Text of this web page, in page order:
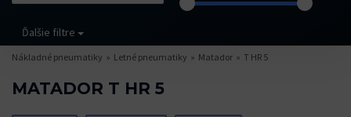
Ďalšie filtre
Nákladné pneumatiky Letné pneumatiky Matador T HR 5
MATADOR T HR 5